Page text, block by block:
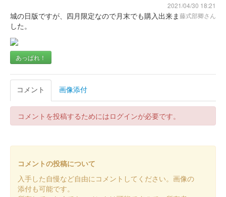
沼田城跡 御城印
販売終了
沼田城址 御城印
沼田城址 御城印 十三夜
2021/04/30 18:21
藤式部卿さん
城の日版ですが、四月限定なので月末でも購入出来ま
した。
あっぱれ！
コメント 画像添付
コメントを投稿するためにはログインが必要です。
コメントの投稿について
入手した自慢など自由にコメントしてください。画像の
添付も可能です。